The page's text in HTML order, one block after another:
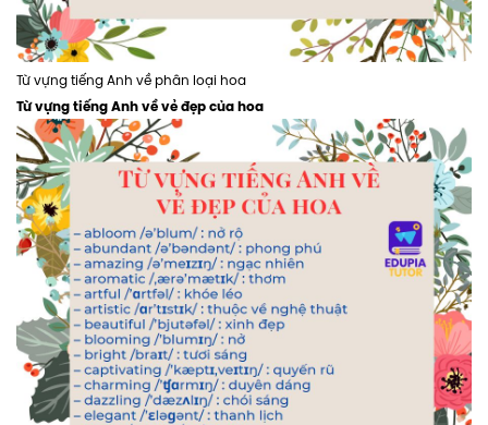
Từ vựng tiếng Anh về phân loại hoa
Từ vựng tiếng Anh về vẻ đẹp của hoa